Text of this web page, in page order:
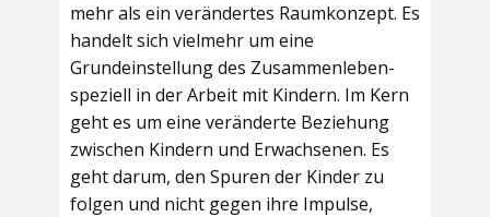
mehr als ein verändertes Raumkonzept. Es
handelt sich vielmehr um eine
Grundeinstellung des Zusammenleben-
speziell in der Arbeit mit Kindern. Im Kern
geht es um eine veränderte Beziehung
zwischen Kindern und Erwachsenen. Es
geht darum, den Spuren der Kinder zu
folgen und nicht gegen ihre Impulse,